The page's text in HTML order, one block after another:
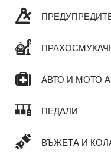
АВТО И МОТО
ПЕДАЛИ
ВЪЖЕТА И